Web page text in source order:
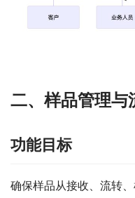
二、样品管理与
功能目标
确保样品从接收、流转